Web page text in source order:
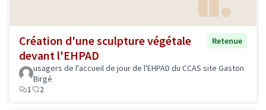
Création d'une sculpture végétale
devant l'EHPAD
Retenue
usagers de l'accueil de jour de l'EHPAD du CCAS site Gaston
Birgé
1
2